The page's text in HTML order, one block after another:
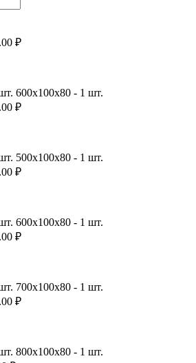
₽
600х100х80 - 1 шт.
₽
500х100х80 - 1 шт.
₽
600х100х80 - 1 шт.
₽
700х100х80 - 1 шт.
₽
800х100х80 - 1 шт.